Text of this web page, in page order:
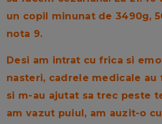
un copil minunat de 3490g,
nota 9.
Desi am intrat cu frica si
nasteri, cadrele medicale au
si m-au ajutat sa trec peste
am vazut puiul, am auzit-o